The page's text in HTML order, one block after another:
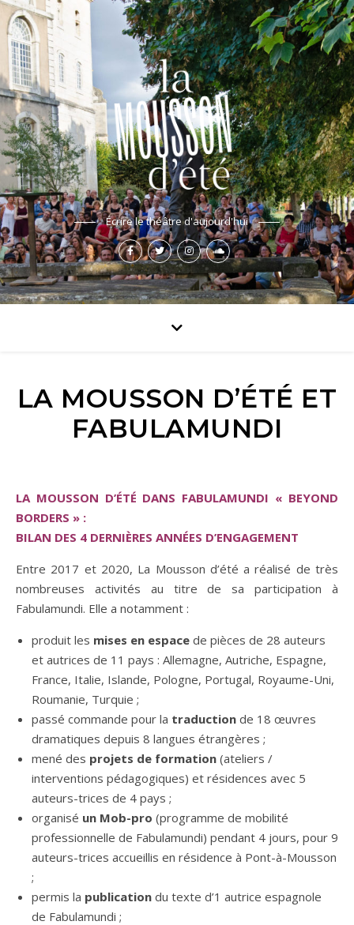
Écrire le théâtre d'aujourd'hui
LA MOUSSON D’ÉTÉ ET
FABULAMUNDI
LA MOUSSON D’ÉTÉ DANS FABULAMUNDI « BEYOND
BORDERS » :
BILAN DES 4 DERNIÈRES ANNÉES D’ENGAGEMENT
Entre 2017 et 2020, La Mousson d’été a réalisé de très
nombreuses activités au titre de sa participation à
Fabulamundi. Elle a notamment :
produit les mises en espace de pièces de 28 auteurs
et autrices de 11 pays : Allemagne, Autriche, Espagne,
France, Italie, Islande, Pologne, Portugal, Royaume-Uni,
Roumanie, Turquie ;
passé commande pour la traduction de 18 œuvres
dramatiques depuis 8 langues étrangères ;
mené des projets de formation (ateliers /
interventions pédagogiques) et résidences avec 5
auteurs-trices de 4 pays ;
organisé un Mob-pro (programme de mobilité
professionnelle de Fabulamundi) pendant 4 jours, pour 9
auteurs-trices accueillis en résidence à Pont-à-Mousson
;
permis la publication du texte d’1 autrice espagnole
de Fabulamundi ;